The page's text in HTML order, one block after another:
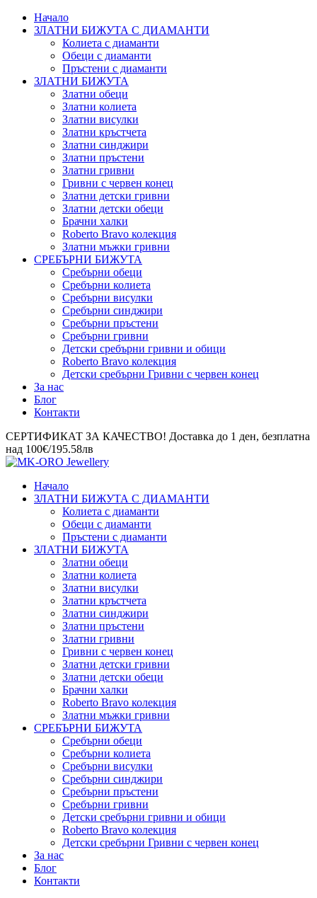
Начало
ЗЛАТНИ БИЖУТА С ДИАМАНТИ
Колиета с диаманти
Обеци с диаманти
Пръстени с диаманти
ЗЛАТНИ БИЖУТА
Златни обеци
Златни колиета
Златни висулки
Златни кръстчета
Златни синджири
Златни пръстени
Златни гривни
Гривни с червен конец
Златни детски гривни
Златни детски обеци
Брачни халки
Roberto Bravo колекция
Златни мъжки гривни
СРЕБЪРНИ БИЖУТА
Сребърни обeци
Сребърни колиета
Сребърни висулки
Сребърни синджири
Сребърни пръстени
Сребърни гривни
Детски сребърни гривни и обици
Roberto Bravo колекция
Детски сребърни Гривни с червен конец
За нас
Блог
Контакти
СЕРТИФИКАТ ЗА КАЧЕСТВО! Доставка до 1 ден, безплатна
над 100€/195.58лв
Начало
ЗЛАТНИ БИЖУТА С ДИАМАНТИ
Колиета с диаманти
Обеци с диаманти
Пръстени с диаманти
ЗЛАТНИ БИЖУТА
Златни обеци
Златни колиета
Златни висулки
Златни кръстчета
Златни синджири
Златни пръстени
Златни гривни
Гривни с червен конец
Златни детски гривни
Златни детски обеци
Брачни халки
Roberto Bravo колекция
Златни мъжки гривни
СРЕБЪРНИ БИЖУТА
Сребърни обeци
Сребърни колиета
Сребърни висулки
Сребърни синджири
Сребърни пръстени
Сребърни гривни
Детски сребърни гривни и обици
Roberto Bravo колекция
Детски сребърни Гривни с червен конец
За нас
Блог
Контакти